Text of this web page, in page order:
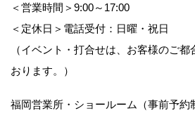
＜営業時間＞9:00～17:00
＜定休日＞電話受付：日曜・祝日
（イベント・打合せは、お客様のご
おります。）
福岡営業所・ショールーム（事前予約